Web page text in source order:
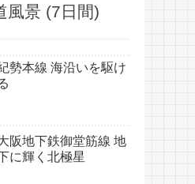
風景 (7日間)
勢本線 海沿いを駆け
阪地下鉄御堂筋線 地
に輝く北極星